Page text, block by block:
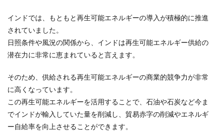
インドでは、もともと再生可能エネルギーの導入が積極的に推進
されていました。
日照条件や風況の関係から、インドは再生可能エネルギー供給の
潜在力に非常に恵まれていると言えます。
そのため、供給される再生可能エネルギーの商業的競争力が非常
に高くなっています。
この再生可能エネルギーを活用することで、石油や石炭など今ま
でインドが輸入していた量を削減し、貿易赤字の削減やエネルギ
ー自給率を向上させることができます。